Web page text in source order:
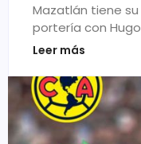
Mazatlán tiene
portería con
Leer más